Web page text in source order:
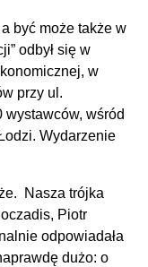
być może także w
odbył się w
w
przy ul.
wystawców, wśród
Wydarzenie
Nasza trójka
Piotr
odpowiadała
dużo: o